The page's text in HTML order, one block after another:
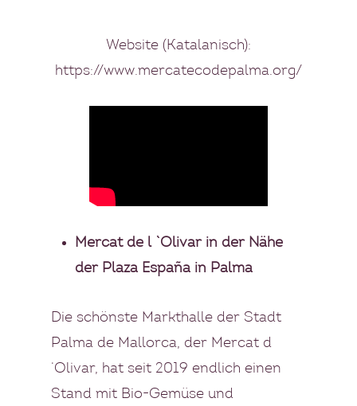
Website (Katalanisch):
https://www.mercatecodepalma.org/
Mercat de l `Olivar in der Nähe
der Plaza España in Palma
Die schönste Markthalle der Stadt
Palma de Mallorca, der Mercat d
‘Olivar, hat seit 2019 endlich einen
Stand mit Bio-Gemüse und